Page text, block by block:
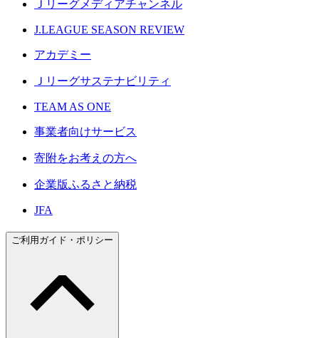
Ｊリーグメディアチャンネル
J.LEAGUE SEASON REVIEW
アカデミー
Ｊリーグサステナビリティ
TEAM AS ONE
事業者向けサービス
寄附をお考えの方へ
企業版ふるさと納税
JFA
ご利用ガイド・ポリシー